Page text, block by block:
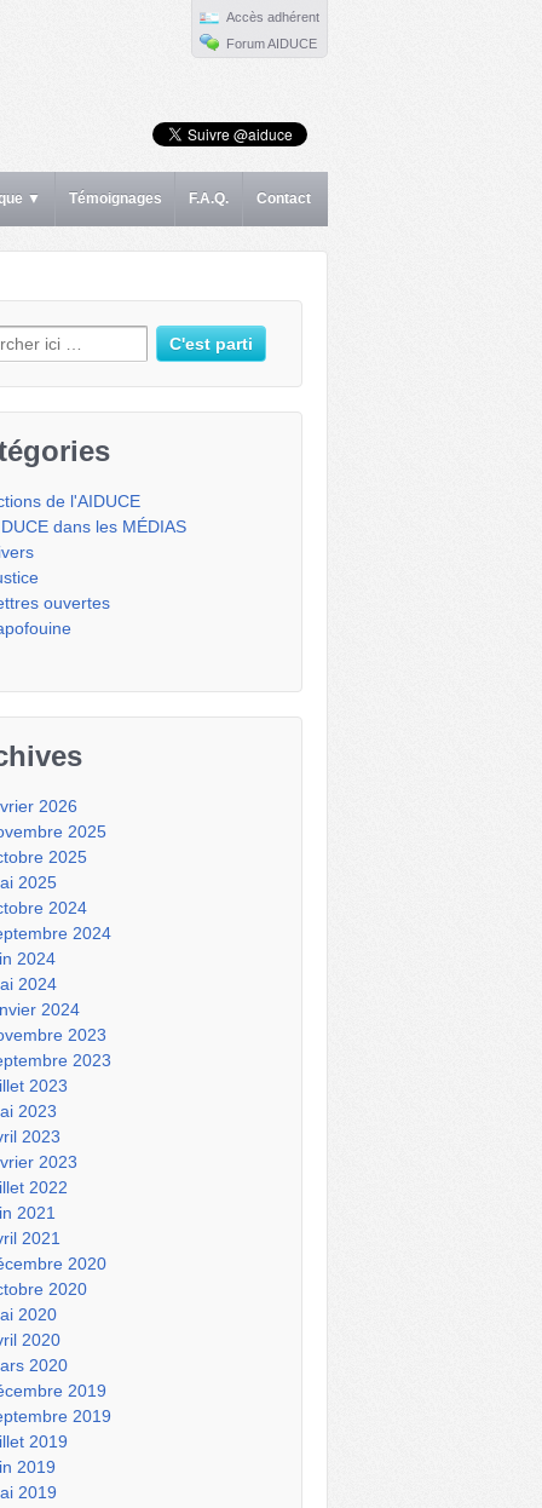
Accès adhérent
Forum AIDUCE
▼ Témoignages F.A.Q. Contact
pour:
de l'AIDUCE
dans les MÉDIAS
ouvertes
2026
2025
2025
2025
2024
2024
2024
2024
2024
2023
2023
2023
2023
2023
2023
2022
2021
2021
2020
2020
2020
2020
2020
2019
2019
2019
2019
2019